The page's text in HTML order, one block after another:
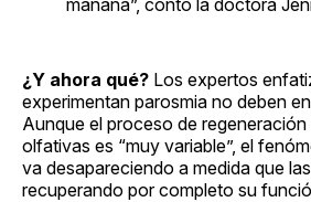
¿Y ahora qué? Los expertos
experimentan parosmia no deben
Aunque el proceso de regeneración
olfativas es “muy variable”, el
va desapareciendo a medida que
recuperando por completo su